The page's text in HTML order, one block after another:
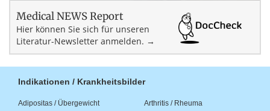
Medical NEWS Report
Hier können Sie sich für unseren
Literatur-Newsletter anmelden. →
Indikationen / Krankheitsbilder
Adipositas / Übergewicht
Arthritis / Rheuma